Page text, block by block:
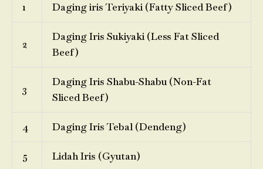
1 Daging iris Teriyaki (Fatty Sliced Beef)
2
Daging Iris Sukiyaki (Less Fat Sliced
Beef)
3
Daging Iris Shabu-Shabu (Non-Fat
Sliced Beef)
4 Daging Iris Tebal (Dendeng)
5 Lidah Iris (Gyutan)